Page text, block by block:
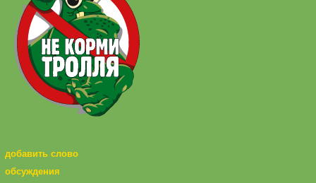
добавить слово
обсуждения